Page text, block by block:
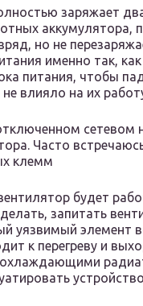
заряжает
аккумулятора,
но не
именно так,
питания, чтобы
влияло на их
сетевом
Часто
клемм
будет
запитать
уязвимый элемент
к перегреву и